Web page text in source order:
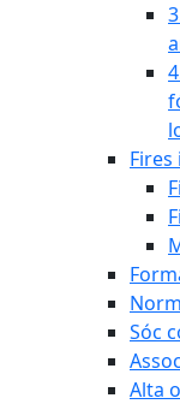
Fires
Sóc
Alta